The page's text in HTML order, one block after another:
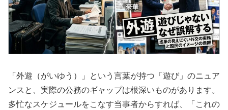
「外遊（がいゆう）」という言葉が持つ「遊び」のニュア
ンスと、実際の公務のギャップは根深いものがあります。
多忙なスケジュールをこなす当事者からすれば、「これの